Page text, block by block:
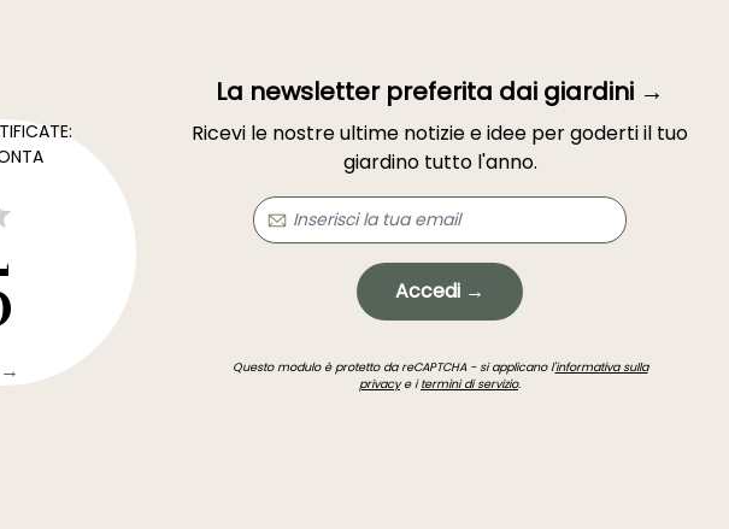
La newsletter preferita dai giardini →
Ricevi le nostre ultime notizie e idee per goderti il tuo
giardino tutto l'anno.
Accedi →
Questo modulo è protetto da reCAPTCHA - si applicano l'informativa sulla
privacye itermini di servizio.